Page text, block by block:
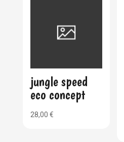
jungle speed
eco concept
28,00 €